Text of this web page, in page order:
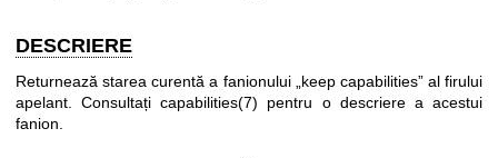
DESCRIERE
Returnează starea curentă a fanionului „keep capabilities” al firului
apelant. Consultațicapabilities(7) pentru o descriere a acestui
fanion.